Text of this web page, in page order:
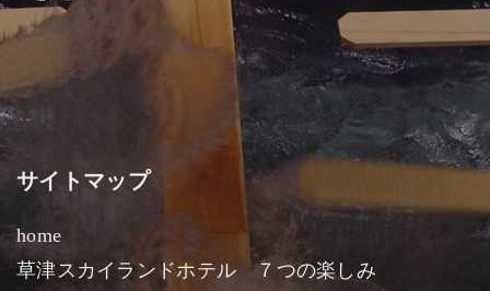
サイトマップ
home
草津スカイランドホテル ７つの楽しみ